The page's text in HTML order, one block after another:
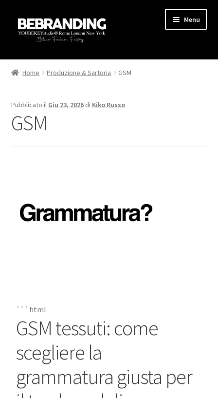
Menu
HOME
PRODUZIONE
CONTATTI
Home Produzione & Sartoria GSM
Pubblicato il Giu 23, 2026 di Kiko Russo
GSM
```html
GSM tessuti: come
scegliere la
grammatura giusta per